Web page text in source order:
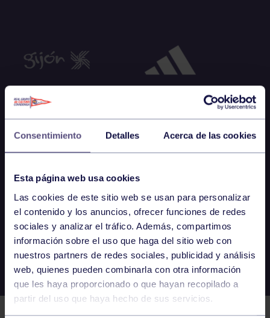
Consentimiento Detalles Acerca de las cookies
Esta página web usa cookies
Las cookies de este sitio web se usan para personalizar
el contenido y los anuncios, ofrecer funciones de redes
sociales y analizar el tráfico. Además, compartimos
información sobre el uso que haga del sitio web con
nuestros partners de redes sociales, publicidad y análisis
web, quienes pueden combinarla con otra información
que les haya proporcionado o que hayan recopilado a
partir del uso que haya hecho de sus servicios.